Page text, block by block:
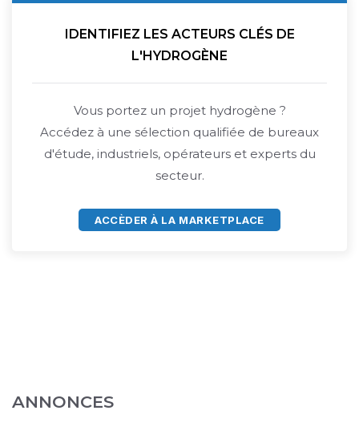
IDENTIFIEZ LES ACTEURS CLÉS DE
L'HYDROGÈNE
Vous portez un projet hydrogène ?
Accédez à une sélection qualifiée de bureaux
d'étude, industriels, opérateurs et experts du
secteur.
ACCÈDER À LA MARKETPLACE
ANNONCES